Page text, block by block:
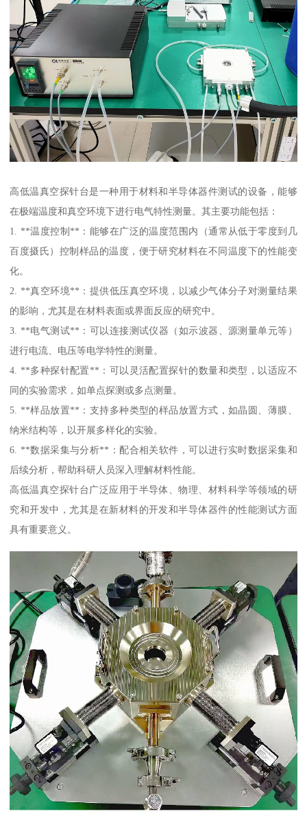
高低温真空探针台是一种用于材料和半导体器件测试的设备，能够
在极端温度和真空环境下进行电气特性测量。其主要功能包括：
1. **温度控制**：能够在广泛的温度范围内（通常从低于零度到几
百度摄氏）控制样品的温度，便于研究材料在不同温度下的性能变
化。
2. **真空环境**：提供低压真空环境，以减少气体分子对测量结果
的影响，尤其是在材料表面或界面反应的研究中。
3. **电气测试**：可以连接测试仪器（如示波器、源测量单元等）
进行电流、电压等电学特性的测量。
4. **多种探针配置**：可以灵活配置探针的数量和类型，以适应不
同的实验需求，如单点探测或多点测量。
5. **样品放置**：支持多种类型的样品放置方式，如晶圆、薄膜、
纳米结构等，以开展多样化的实验。
6. **数据采集与分析**：配合相关软件，可以进行实时数据采集和
后续分析，帮助科研人员深入理解材料性能。
高低温真空探针台广泛应用于半导体、物理、材料科学等领域的研
究和开发中，尤其是在新材料的开发和半导体器件的性能测试方面
具有重要意义。